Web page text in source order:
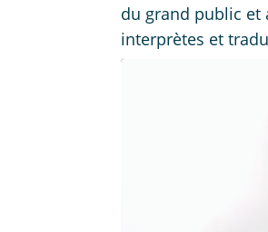
du grand public et
interprètes et